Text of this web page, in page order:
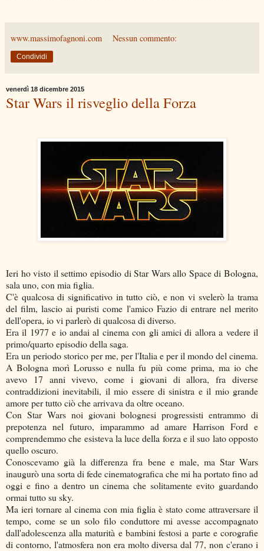
www.massimofagnoni.com Nessun commento:
Condividi
venerdì 18 dicembre 2015
Star Wars il risveglio della Forza
Ieri ho visto il settimo episodio di Star Wars allo Space di Bologna,
sala uno, con mia figlia.
C'è qualcosa di significativo in tutto ciò, e non vi svelerò la trama
del film, lascio ai puristi come l'amico Fazio di entrare nel merito
dell'opera, io vi parlerò di qualcosa di diverso.
Era il 1977 e io andai al cinema con gli amici di allora a vedere il
primo/quarto episodio della saga.
Era un periodo storico per me, per l'Italia e per il mondo del cinema.
A Bologna morì Lorusso e nulla fu più come prima, ma io che
avevo 17 anni vivevo, come i giovani di allora, fra diverse
contraddizioni inevitabili, il mio essere di sinistra e il mio grande
amore per tutto ciò che arrivava da oltre oceano.
Con Star Wars noi giovani bolognesi progressisti entrammo di
prepotenza nel futuro, imparammo ad amare Harrison Ford e
comprendemmo che esisteva la luce della forza e il suo lato opposto
quello oscuro.
Conoscevamo già la differenza fra bene e male, ma Star Wars
inaugurò una sorta di fede cinematografica che mi ha portato fino ad
oggi e fino a dentro un cinema che solitamente evito guardando
ormai tutto su sky.
Ma ieri tornare al cinema con mia figlia è stato come attraversare il
tempo, come se un solo filo conduttore mi avesse accompagnato
dall'adolescenza alla maturità e bambini festosi a parte e corografie
di contorno, l'atmosfera non era molto diversa dal 77, non c'erano i